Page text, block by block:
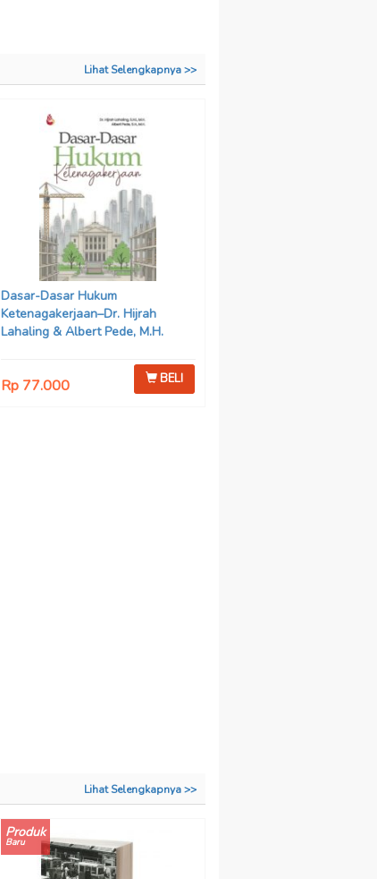
Lihat Selengkapnya >>
Dasar-Dasar Hukum
Ketenagakerjaan–Dr. Hijrah
Lahaling & Albert Pede, M.H.
Rp 77.000 BELI
Lihat Selengkapnya >>
Produk
Baru